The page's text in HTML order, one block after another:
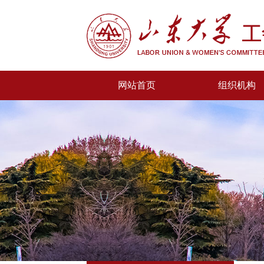
网站首页 组织机构